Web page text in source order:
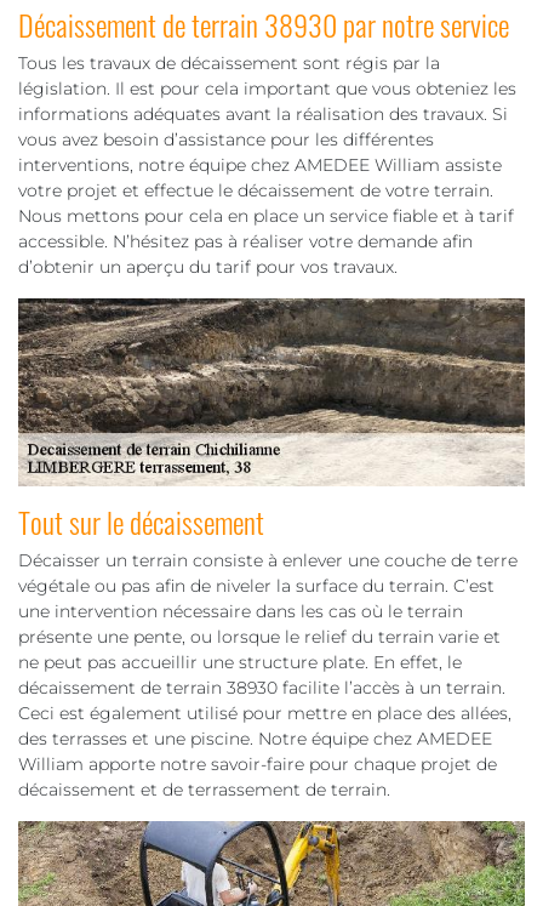
Décaissement de terrain 38930 par notre service
Tous les travaux de décaissement sont régis par la
législation. Il est pour cela important que vous obteniez les
informations adéquates avant la réalisation des travaux. Si
vous avez besoin d’assistance pour les différentes
interventions, notre équipe chez AMEDEE William assiste
votre projet et effectue le décaissement de votre terrain.
Nous mettons pour cela en place un service fiable et à tarif
accessible. N’hésitez pas à réaliser votre demande afin
d’obtenir un aperçu du tarif pour vos travaux.
Tout sur le décaissement
Décaisser un terrain consiste à enlever une couche de terre
végétale ou pas afin de niveler la surface du terrain. C’est
une intervention nécessaire dans les cas où le terrain
présente une pente, ou lorsque le relief du terrain varie et
ne peut pas accueillir une structure plate. En effet, le
décaissement de terrain 38930 facilite l’accès à un terrain.
Ceci est également utilisé pour mettre en place des allées,
des terrasses et une piscine. Notre équipe chez AMEDEE
William apporte notre savoir-faire pour chaque projet de
décaissement et de terrassement de terrain.